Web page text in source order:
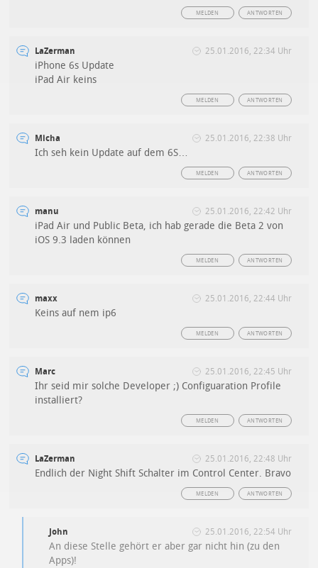
ANTWORTEN
MELDEN
LaZerman 25.01.2016, 22:34 Uhr
iPhone 6s Update
iPad Air keins
ANTWORTEN
MELDEN
Micha 25.01.2016, 22:38 Uhr
Ich seh kein Update auf dem 6S…
ANTWORTEN
MELDEN
manu 25.01.2016, 22:42 Uhr
iPad Air und Public Beta, ich hab gerade die Beta 2 von
iOS 9.3 laden können
ANTWORTEN
MELDEN
maxx 25.01.2016, 22:44 Uhr
Keins auf nem ip6
ANTWORTEN
MELDEN
Marc 25.01.2016, 22:45 Uhr
Ihr seid mir solche Developer ;) Configuaration Profile
installiert?
ANTWORTEN
MELDEN
LaZerman 25.01.2016, 22:48 Uhr
Endlich der Night Shift Schalter im Control Center. Bravo
ANTWORTEN
MELDEN
John 25.01.2016, 22:54 Uhr
An diese Stelle gehört er aber gar nicht hin (zu den
Apps)!